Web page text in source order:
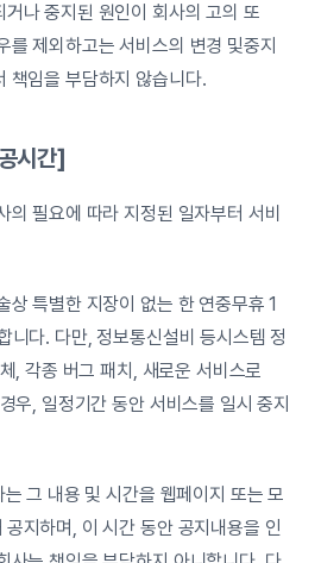
나 중지된 원인이 회사의 고의 또
를 제외하고는 서비스의 변경 및중지
책임을 부담하지 않습니다.
시간]
필요에 따라 지정된 일자부터 서비
특별한 지장이 없는 한 연중무휴 1
니다. 다만, 정보통신설비 등시스템 정
, 각종 버그 패치, 새로운 서비스로
우, 일정기간 동안 서비스를 일시 중지
그 내용 및 시간을 웹페이지 또는 모
지하며, 이 시간 동안 공지내용을 인